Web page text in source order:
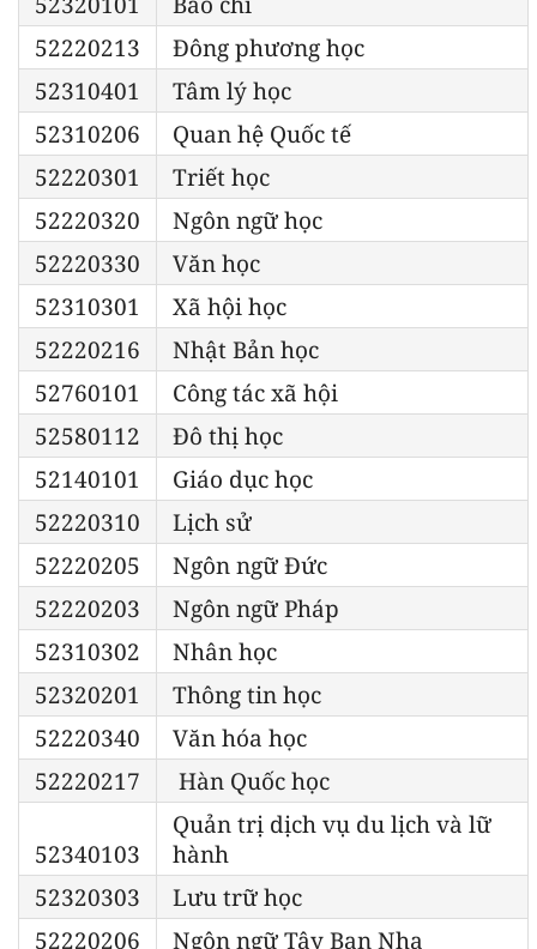
52220213
Đông phương học
52310401
Tâm lý học
52310206
Quan hệ Quốc tế
52220301
Triết học
52220320
Ngôn ngữ học
52220330
Văn học
52310301
Xã hội học
52220216
Nhật Bản học
52760101
Công tác xã hội
52580112
Đô thị học
52140101
Giáo dục học
52220310
Lịch sử
52220205
Ngôn ngữ Đức
52220203
Ngôn ngữ Pháp
52310302
Nhân học
52320201
Thông tin học
52220340
Văn hóa học
52220217
Hàn Quốc học
52340103
Quản trị dịch vụ du lịch và lữ
hành
52320303
Lưu trữ học
52220206
Ngôn ngữ Tây Ban Nha